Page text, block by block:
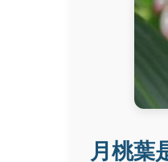
月桃葉